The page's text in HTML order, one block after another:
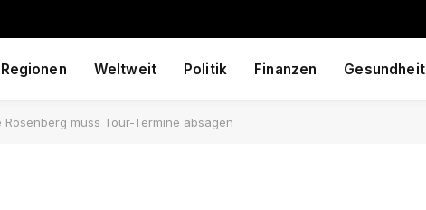
Regionen Weltweit Politik Finanzen Gesundheit
Rosenberg muss Tour-Termine absagen